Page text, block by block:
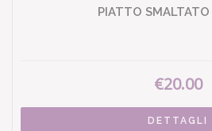
PIATTO
€20.00
DETTAGLI